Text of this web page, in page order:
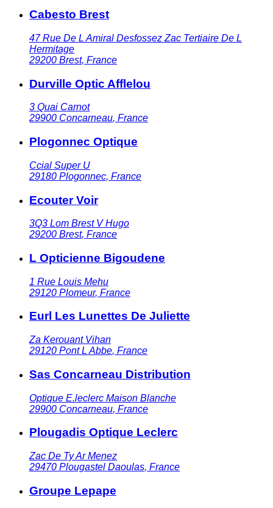
Cabesto Brest
47 Rue De L Amiral Desfossez Zac Tertiaire De L
Hermitage
29200 Brest, France
Durville Optic Afflelou
3 Quai Carnot
29900 Concarneau, France
Plogonnec Optique
Ccial Super U
29180 Plogonnec, France
Ecouter Voir
3Q3 Lom Brest V Hugo
29200 Brest, France
L Opticienne Bigoudene
1 Rue Louis Mehu
29120 Plomeur, France
Eurl Les Lunettes De Juliette
Za Kerouant Vihan
29120 Pont L Abbe, France
Sas Concarneau Distribution
Optique E.leclerc Maison Blanche
29900 Concarneau, France
Plougadis Optique Leclerc
Zac De Ty Ar Menez
29470 Plougastel Daoulas, France
Groupe Lepape